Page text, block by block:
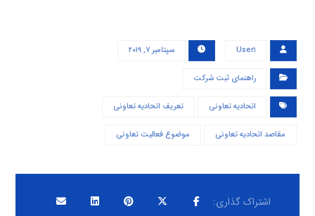
User۱ سپتامبر ۷, ۲۰۱۹
راهنمای ثبت شرکت
اتحادیه تعاونی تعریف اتحادیه تعاونی
مقاصد اتحادیه تعاونی موضوع فعالیت تعاونی